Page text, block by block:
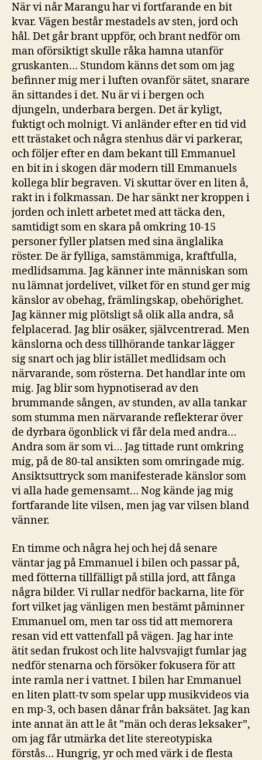
När vi når Marangu har vi fortfarande en bit
kvar. Vägen består mestadels av sten, jord och
hål. Det går brant uppför, och brant nedför om
man oförsiktigt skulle råka hamna utanför
gruskanten… Stundom känns det som om jag
befinner mig mer i luften ovanför sätet, snarare
än sittandes i det. Nu är vi i bergen och
djungeln, underbara bergen. Det är kyligt,
fuktigt och molnigt. Vi anländer efter en tid vid
ett trästaket och några stenhus där vi parkerar,
och följer efter en dam bekant till Emmanuel
en bit in i skogen där modern till Emmanuels
kollega blir begraven. Vi skuttar över en liten å,
rakt in i folkmassan. De har sänkt ner kroppen i
jorden och inlett arbetet med att täcka den,
samtidigt som en skara på omkring 10-15
personer fyller platsen med sina änglalika
röster. De är fylliga, samstämmiga, kraftfulla,
medlidsamma. Jag känner inte människan som
nu lämnat jordelivet, vilket för en stund ger mig
känslor av obehag, främlingskap, obehörighet.
Jag känner mig plötsligt så olik alla andra, så
felplacerad. Jag blir osäker, självcentrerad. Men
känslorna och dess tillhörande tankar lägger
sig snart och jag blir istället medlidsam och
närvarande, som rösterna. Det handlar inte om
mig. Jag blir som hypnotiserad av den
brummande sången, av stunden, av alla tankar
som stumma men närvarande reflekterar över
de dyrbara ögonblick vi får dela med andra…
Andra som är som vi… Jag tittade runt omkring
mig, på de 80-tal ansikten som omringade mig.
Ansiktsuttryck som manifesterade känslor som
vi alla hade gemensamt… Nog kände jag mig
fortfarande lite vilsen, men jag var vilsen bland
vänner.
En timme och några hej och hej då senare
väntar jag på Emmanuel i bilen och passar på,
med fötterna tillfälligt på stilla jord, att fånga
några bilder. Vi rullar nedför backarna, lite för
fort vilket jag vänligen men bestämt påminner
Emmanuel om, men tar oss tid att memorera
resan vid ett vattenfall på vägen. Jag har inte
ätit sedan frukost och lite halvsvajigt fumlar jag
nedför stenarna och försöker fokusera för att
inte ramla ner i vattnet. I bilen har Emmanuel
en liten platt-tv som spelar upp musikvideos via
en mp-3, och basen dånar från baksätet. Jag kan
inte annat än att le åt ”män och deras leksaker”,
om jag får utmärka det lite stereotypiska
förstås… Hungrig, yr och med värk i de flesta